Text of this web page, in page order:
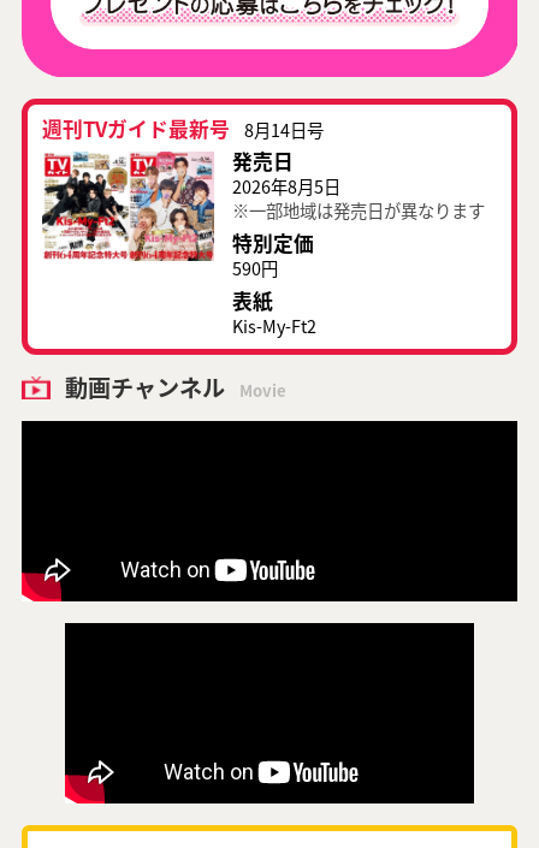
週刊TVガイド最新号 8月14日号
発売日
2026年8月5日
※一部地域は発売日が異なります
特別定価
590円
表紙
Kis-My-Ft2
動画チャンネル Movie